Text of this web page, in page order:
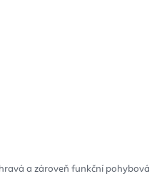
a zároveň funkční pohybová